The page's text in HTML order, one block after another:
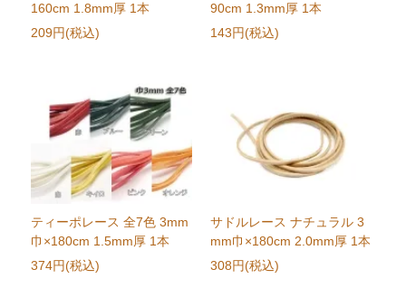
160cm 1.8mm厚 1本
209円(税込)
90cm 1.3mm厚 1本
143円(税込)
ティーポレース 全7色 3mm
巾×180cm 1.5mm厚 1本
374円(税込)
サドルレース ナチュラル 3
mm巾×180cm 2.0mm厚 1本
308円(税込)